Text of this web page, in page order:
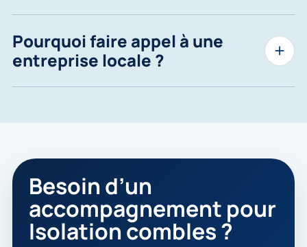
Pourquoi faire appel à une
entreprise locale ?
Besoin d’un
accompagnement pour
Isolation combles ?